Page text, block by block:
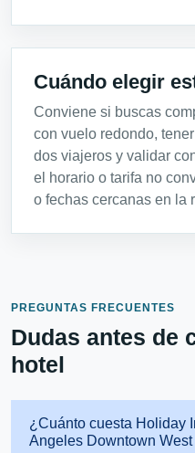
Cuándo elegir
Conviene si buscas
con vuelo redondo,
dos viajeros y validar
el horario o tarifa no
o fechas cercanas en la
PREGUNTAS FRECUENTES
Dudas antes de
hotel
¿Cuánto cuesta Holiday
Angeles Downtown